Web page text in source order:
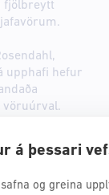
á þessari
og greina
fjölbreytt
upphafi hefur
vöruúrval.